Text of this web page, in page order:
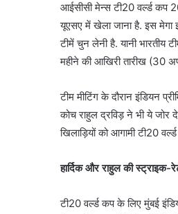
आईसीसी मेन्स टी20 वर्ल्ड
यूएसए में खेला जाना है. इस
टीमें चुन लेनी है. यानी भारतीय
महीने की आखिरी तारीख (30
टीम मीटिंग के दौरान इंडियन
कोच राहुल द्रविड़ ने भी ये जोर
खिलाड़ियों को आगामी टी20
हार्दिक और राहुल की
टी20 वर्ल्ड कप के लिए मुंबई